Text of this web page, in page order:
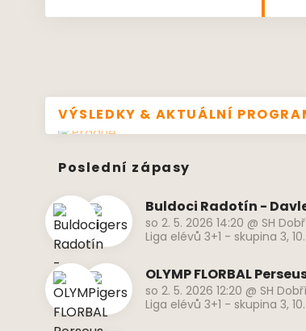
VÝSLEDKY & AKTUÁLNÍ
Poslední zápasy
Buldoci Radotín -
so 2. 5. 2026 14:20 @ SH
Liga elévů 3+1 - skupina 3,
OLYMP FLORBAL
so 2. 5. 2026 12:20 @ SH
Liga elévů 3+1 - skupina 3,